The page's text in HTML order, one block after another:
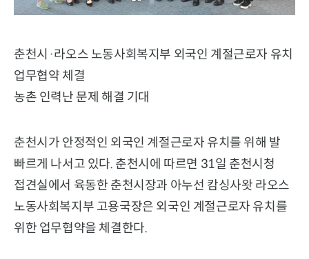
춘천시·라오스 노동사회복지부 외국인 계절근로자 유치
업무협약 체결
농촌 인력난 문제 해결 기대
춘천시가 안정적인 외국인 계절근로자 유치를 위해 발
빠르게 나서고 있다. 춘천시에 따르면 31일 춘천시청
접견실에서 육동한 춘천시장과 아누선 캄싱사왓 라오스
노동사회복지부 고용국장은 외국인 계절근로자 유치를
위한 업무협약을 체결한다.